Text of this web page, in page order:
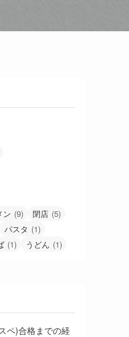
ン (9) 閉店 (5)
パスタ (1)
(1) うどん (1)
ペ)合格までの経